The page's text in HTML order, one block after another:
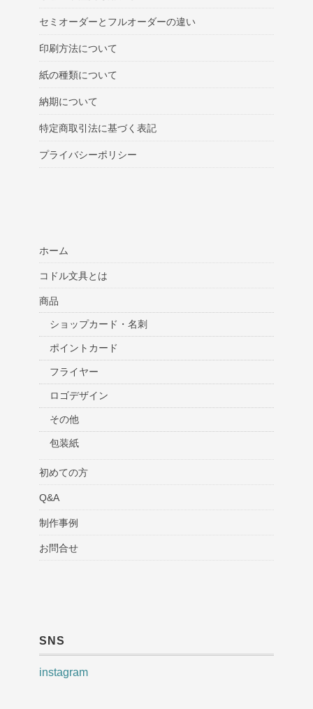
セミオーダーとフルオーダーの違い
印刷方法について
紙の種類について
納期について
特定商取引法に基づく表記
プライバシーポリシー
ホーム
コドル文具とは
商品
ショップカード・名刺
ポイントカード
フライヤー
ロゴデザイン
その他
包装紙
初めての方
Q&A
制作事例
お問合せ
SNS
instagram